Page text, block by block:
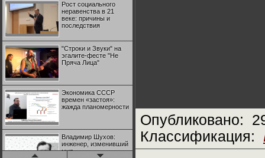
Рост социального
неравенства в 21
веке: причины и
последствия
"Строки и Звуки" на
эгалите-фесте "Не
Пряча Лица"
Экономика СССР
времен «застоя»:
жажда планомерности
Владимир Шухов:
инженер, изменивший
мир
Опубликовано:
Классификация: